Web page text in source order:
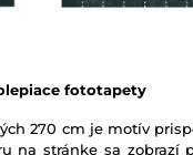
fototapety
270 cm je motív
na stránke sa zobrazí